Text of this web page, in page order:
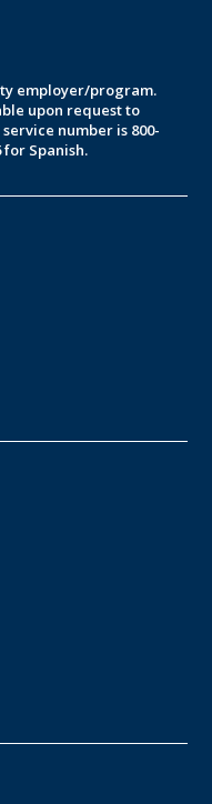
employer/program.
upon request to
number is 800-
for Spanish.